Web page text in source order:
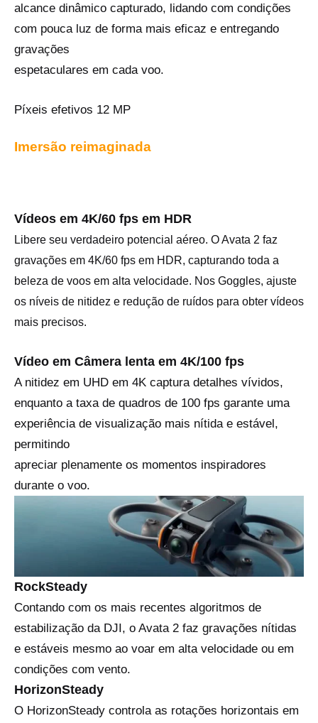
alcance dinâmico capturado, lidando com condições
com pouca luz de forma mais eficaz e entregando
gravações
espetaculares em cada voo.
Píxeis efetivos 12 MP
‌Imersão reimaginada
Vídeos em 4K/60 fps em HDR
Libere seu verdadeiro potencial aéreo. O Avata 2 faz
gravações em 4K/60 fps em HDR,‌ capturando toda a
beleza de voos em alta velocidade. Nos Goggles, ajuste
os níveis de nitidez e redução de ruídos para obter vídeos
mais precisos.
Vídeo em Câmera lenta em 4K/100 fps
A nitidez em UHD em 4K captura detalhes vívidos,
enquanto a taxa de quadros de 100 fps garante uma
experiência de visualização mais nítida e estável,
permitindo
apreciar plenamente os momentos inspiradores
durante o voo.
RockSteady
Contando com os mais recentes algoritmos de
estabilização da DJI, o Avata 2 faz gravações nítidas
e estáveis mesmo ao voar em alta velocidade ou em
condições com vento.
HorizonSteady
O HorizonSteady controla as rotações horizontais em